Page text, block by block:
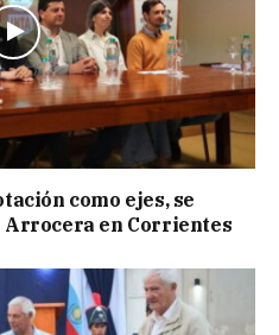
como ejes, se
Arrocera en Corrientes